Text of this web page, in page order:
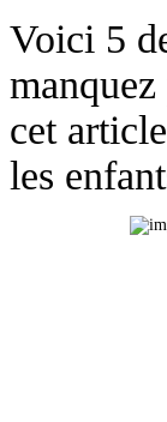
Voici 5
cet
les